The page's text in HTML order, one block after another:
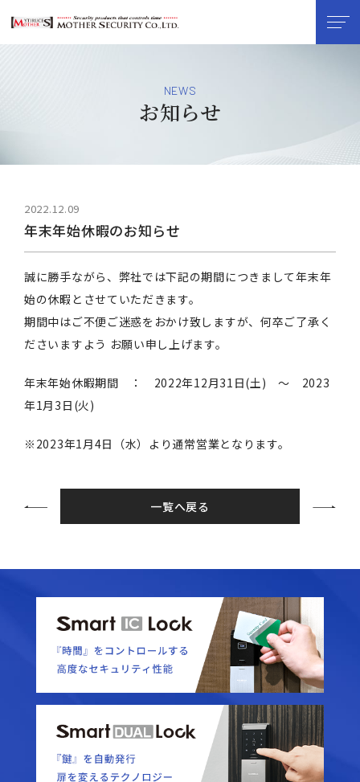
NEWS
お知らせ
2022.12.09
年末年始休暇のお知らせ
誠に勝手ながら、弊社では下記の期間につきまして年末年
始の休暇とさせていただきます。
期間中はご不便ご迷惑をおかけ致しますが、何卒ご了承く
ださいますよう お願い申し上げます。
年末年始休暇期間 ： 2022年12月31日(土) ～ 2023
年1月3日(火)
※2023年1月4日（水）より通常営業となります。
一覧へ戻る